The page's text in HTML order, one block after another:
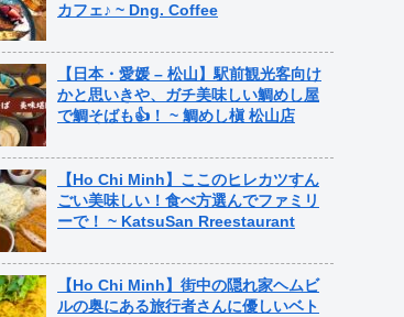
カフェ♪ ~ Dng. Coffee
【日本・愛媛 – 松山】駅前観光客向け
かと思いきや、ガチ美味しい鯛めし屋
で鯛そばも👍！ ~ 鯛めし槇 松山店
【Ho Chi Minh】ここのヒレカツすん
ごい美味しい！食べ方選んでファミリ
ーで！ ~ KatsuSan Rreestaurant
【Ho Chi Minh】街中の隠れ家ヘムビ
ルの奥にある旅行者さんに優しいベト